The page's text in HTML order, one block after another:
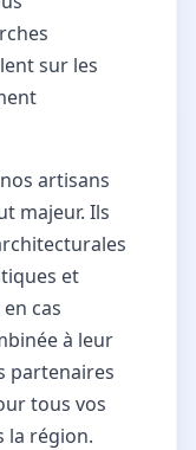
sur les
artisans
majeur. Ils
et
cas
à leur
partenaires
tous vos
la région.